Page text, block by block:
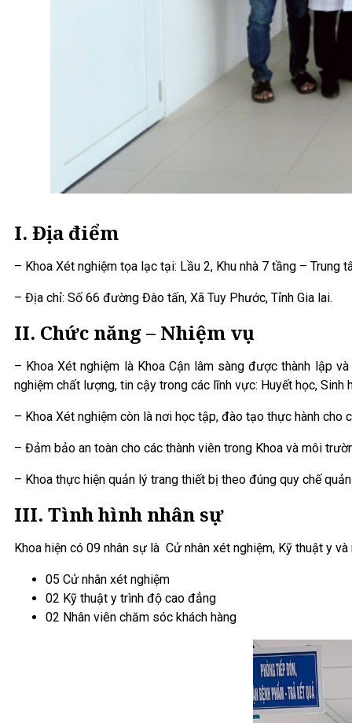
I. Địa điểm
– Khoa Xét nghiệm tọa lạc tại: Lầu 2, Khu nhà 7 tầng – Trung
– Địa chỉ: Số 66 đường Đào tấn, Xã Tuy Phước, Tỉnh Gia lai.
II. Chức năng – Nhiệm vụ
– Khoa Xét nghiệm là Khoa Cận lâm sàng được thành lập
nghiệm chất lượng, tin cậy trong các lĩnh vực: Huyết học,
– Khoa Xét nghiệm còn là nơi học tập, đào tạo thực hành cho
– Đảm bảo an toàn cho các thành viên trong Khoa và môi
– Khoa thực hiện quản lý trang thiết bị theo đúng quy chế
III. Tình hình nhân sự
Khoa hiện có 09 nhân sự là Cử nhân xét nghiệm, Kỹ thuật y và
05 Cử nhân xét nghiệm
02 Kỹ thuật y trình độ cao đẳng
02 Nhân viên chăm sóc khách hàng